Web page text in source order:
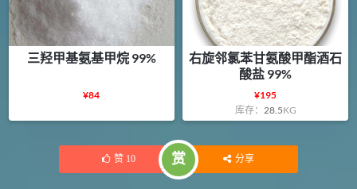
三羟甲基氨基甲烷 99%
¥84
右旋邻氯苯甘氨酸甲酯酒石
酸盐 99%
¥195
库存： 28.5KG
赞 10 赏 分享